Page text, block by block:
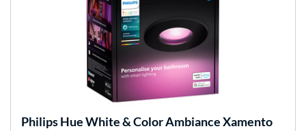
Philips HueWhite & Color Ambiance Xamento